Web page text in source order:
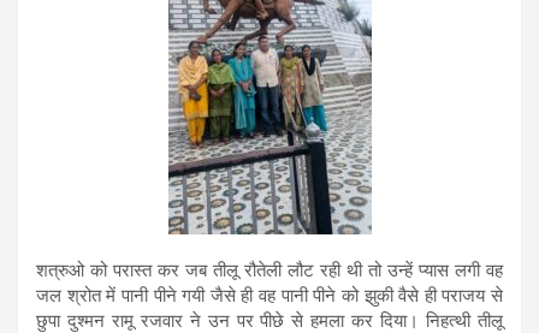
शत्रुओ को परास्त कर जब तीलू रौतेली लौट रही थी तो उन्हें प्यास लगी वह
जल श्रोत में पानी पीने गयी जैसे ही वह पानी पीने को झुकी वैसे ही पराजय से
छुपा दुश्मन रामू रजवार ने उन पर पीछे से हमला कर दिया। निहत्थी तीलू